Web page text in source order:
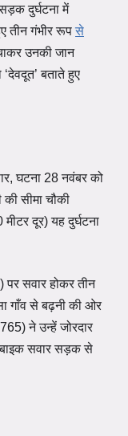
दुर्घटना में
तीन गंभीर रूपसे
उनकी जान
बताते हुए
घटना 28 नवंबर को
सीमा चौकी
दूर) यह दुर्घटना
सवार होकर तीन
गाँव से बढ़नी की ओर
ने उन्हें जोरदार
सवार सड़क से